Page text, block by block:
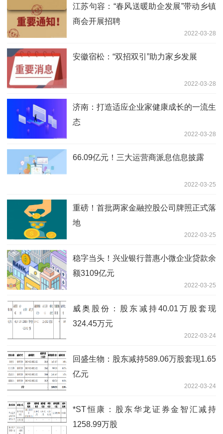
江苏句容：“春风送暖助企发展”带动乡镇
商会开展招聘
2022-03-28
安徽宿松：“双招双引”助力家乡发展
2022-03-28
济南：打造适应企业家健康成长的一流生
态
2022-03-28
66.09亿元！三大运营商派息信息披露
2022-03-25
重磅！首批两家金融控股公司牌照正式落
地
2022-03-25
稳字当头！兴业银行普惠小微企业贷款余
额3109亿元
2022-03-25
威奥股份：股东减持40.01万股套现
324.45万元
2022-03-24
回盛生物：股东减持589.06万股套现1.65
亿元
2022-03-24
*ST恒康：股东华龙证券金智汇减持
1258.99万股